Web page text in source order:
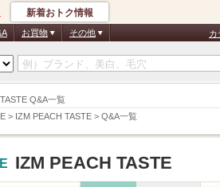
Q&A一覧
> IZM PEACH TASTE > Q&A一覧
新着おトク情報
お買物 その他 カ
IZM PEACH TASTE